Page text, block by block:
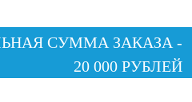
СУММА ЗАКАЗА -
20 000 РУБЛЕЙ